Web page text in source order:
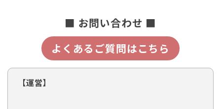
■ お問い合わせ ■
よくあるご質問はこちら
【運営】